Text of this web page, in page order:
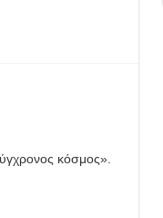
κόσμος».